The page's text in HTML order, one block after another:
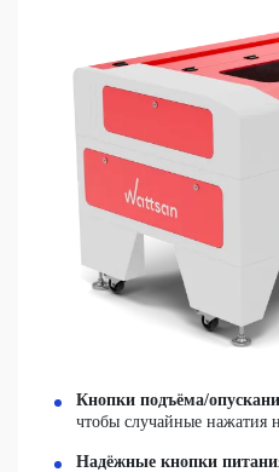
Кнопки подъёма/
чтобы случайные нажатия
Надёжные кнопки